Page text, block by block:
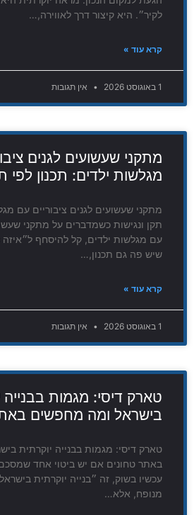
לקיר״. היא קיצור דרך לאווירה,…
קרא עוד »
1 באוגוסט 2026 אין תגובות
מתקני שעשועים לגנים
מגלשות ילדים: תכנון לפי
מתקני שעשועים לגנים ציבוריים עם
תקן ונגישות כשמדברים על מתקני
עם מגלשות ילדים, קל להיסחף ל״איזה
שיש פה גם תכנון,…
קרא עוד »
1 באוגוסט 2026 אין תגובות
טארק דיסי: מגמות בבנייה
בישראל ומה מחפשים
טארק דיסי: מגמות בבנייה יוקרתית
באתר טחונים אם יש ביטוי אחד
עכשיו בשוק, זה ״בנייה יוקרתית
מנופח, אלא…